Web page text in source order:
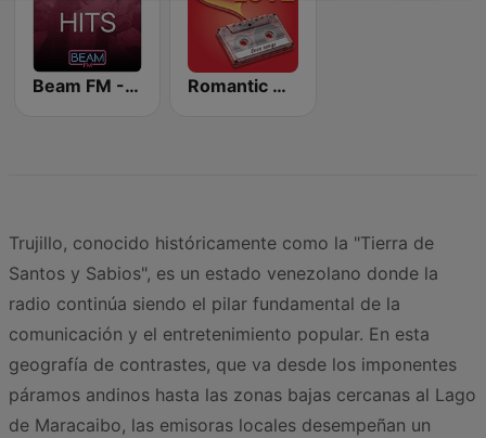
Beam FM - Adult Hits Romantic Vibes
Trujillo, conocido históricamente como la "Tierra de
Santos y Sabios", es un estado venezolano donde la
radio continúa siendo el pilar fundamental de la
comunicación y el entretenimiento popular. En esta
geografía de contrastes, que va desde los imponentes
páramos andinos hasta las zonas bajas cercanas al Lago
de Maracaibo, las emisoras locales desempeñan un